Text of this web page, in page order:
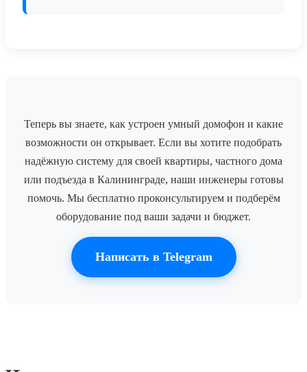
Теперь вы знаете, как устроен умный домофон и какие
возможности он открывает. Если вы хотите подобрать
надёжную систему для своей квартиры, частного дома
или подъезда в Калининграде, наши инженеры готовы
помочь. Мы бесплатно проконсультируем и подберём
оборудование под ваши задачи и бюджет.
Написать в Telegram